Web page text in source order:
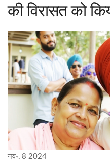
की विरासत को
नव॰, 8 2024